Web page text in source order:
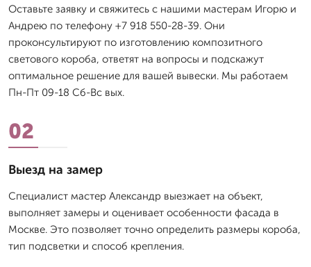
Оставьте заявку и свяжитесь с нашими мастерам Игорю и
Андрею по телефону +7 918 550-28-39. Они
проконсультируют по изготовлению композитного
светового короба, ответят на вопросы и подскажут
оптимальное решение для вашей вывески. Мы работаем
Пн-Пт 09-18 Сб-Вс вых.
02
Выезд на замер
Специалист мастер Александр выезжает на объект,
выполняет замеры и оценивает особенности фасада в
Москве. Это позволяет точно определить размеры короба,
тип подсветки и способ крепления.